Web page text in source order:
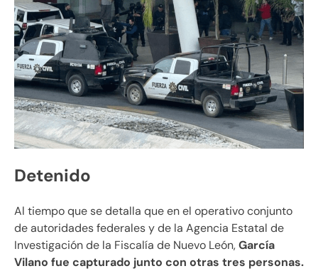
Detenido
Al tiempo que se detalla que en el operativo conjunto
de autoridades federales y de la Agencia Estatal de
Investigación de la Fiscalía de Nuevo León,García
Vilano fue capturado junto con otras tres personas.